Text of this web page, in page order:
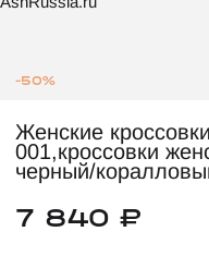
-50%
Женские
001,кроссовки
черный/
7 840 ₽